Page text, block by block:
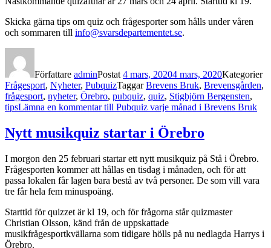
Skicka gärna tips om quiz och frågesporter som hålls under våren
och sommaren till info@svarsdepartementet.se.
Författare adminPostat 4 mars, 20204 mars, 2020Kategorier
Frågesport, Nyheter, PubquizTaggarBrevens Bruk, Brevensgården,
frågesport, nyheter, Örebro, pubquiz, quiz, Stigbjörn Bergensten,
tipsLämna en kommentartill Pubquiz varje månad i Brevens Bruk
Nytt musikquiz startar i Örebro
I morgon den 25 februari startar ett nytt musikquiz på Stå i Örebro.
Frågesporten kommer att hållas en tisdag i månaden, och för att
passa lokalen får lagen bara bestå av två personer. De som vill vara
tre får hela fem minuspoäng.
Starttid för quizzet är kl 19, och för frågorna står quizmaster
Christian Olsson, känd från de uppskattade
musikfrågesportkvällarna som tidigare hölls på nu nedlagda Harrys i
Örebro.